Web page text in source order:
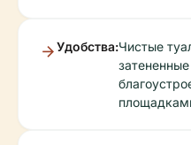
Удобства:Чистые